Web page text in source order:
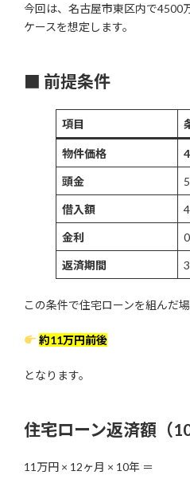
今回は、名古屋市東区内で4500
ケースを想定します。
■ 前提条件
項目
物件価格
頭金
借入額
金利
返済期間
この条件で住宅ローンを組んだ
約11万円前後
となります。
住宅ローン返済額（10
11万円 × 12ヶ月 × 10年 ＝